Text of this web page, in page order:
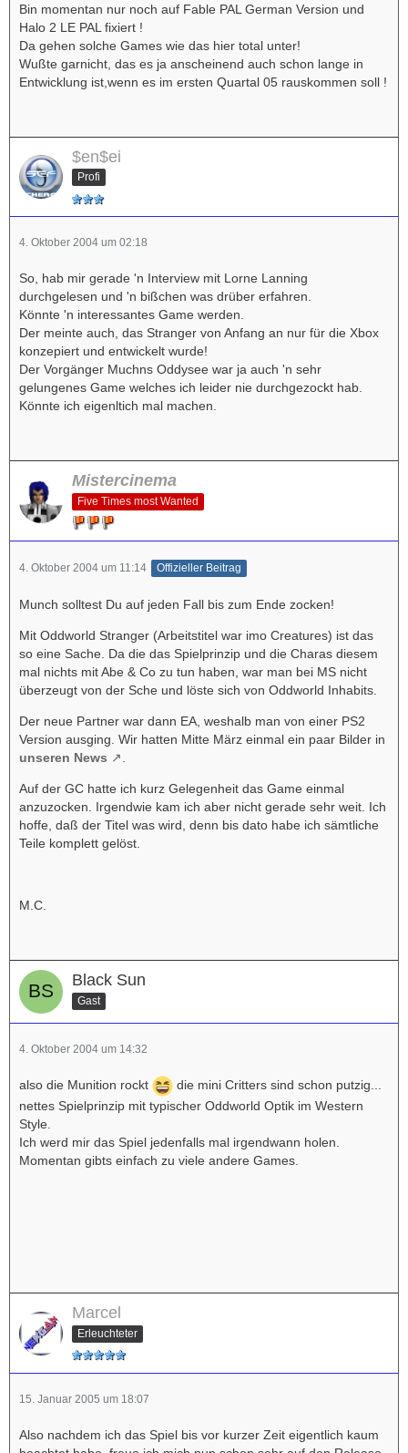
Bin momentan nur noch auf Fable PAL German Version und
Halo 2 LE PAL fixiert !
Da gehen solche Games wie das hier total unter!
Wußte garnicht, das es ja anscheinend auch schon lange in
Entwicklung ist,wenn es im ersten Quartal 05 rauskommen soll !
$en$ei
Profi
4. Oktober 2004 um 02:18
So, hab mir gerade 'n Interview mit Lorne Lanning
durchgelesen und 'n bißchen was drüber erfahren.
Könnte 'n interessantes Game werden.
Der meinte auch, das Stranger von Anfang an nur für die Xbox
konzepiert und entwickelt wurde!
Der Vorgänger Muchns Oddysee war ja auch 'n sehr
gelungenes Game welches ich leider nie durchgezockt hab.
Könnte ich eigenltich mal machen.
Mistercinema
Five Times most Wanted
4. Oktober 2004 um 11:14 Offizieller Beitrag
Munch solltest Du auf jeden Fall bis zum Ende zocken!
Mit Oddworld Stranger (Arbeitstitel war imo Creatures) ist das
so eine Sache. Da die das Spielprinzip und die Charas diesem
mal nichts mit Abe & Co zu tun haben, war man bei MS nicht
überzeugt von der Sche und löste sich von Oddworld Inhabits.
Der neue Partner war dann EA, weshalb man von einer PS2
Version ausging. Wir hatten Mitte März einmal ein paar Bilder in
unseren News
Auf der GC hatte ich kurz Gelegenheit das Game einmal
anzuzocken. Irgendwie kam ich aber nicht gerade sehr weit. Ich
hoffe, daß der Titel was wird, denn bis dato habe ich sämtliche
Teile komplett gelöst.
M.C.
Black Sun
Gast
4. Oktober 2004 um 14:32
also die Munition rockt
die mini Critters sind schon putzig...
nettes Spielprinzip mit typischer Oddworld Optik im Western
Style.
Ich werd mir das Spiel jedenfalls mal irgendwann holen.
Momentan gibts einfach zu viele andere Games.
Marcel
Erleuchteter
15. Januar 2005 um 18:07
Also nachdem ich das Spiel bis vor kurzer Zeit eigentlich kaum